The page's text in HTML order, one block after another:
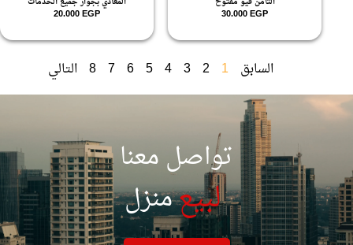
30.000EGP
20.000EGP
السابق التالي
تواصل معنا
لبيع| منزل